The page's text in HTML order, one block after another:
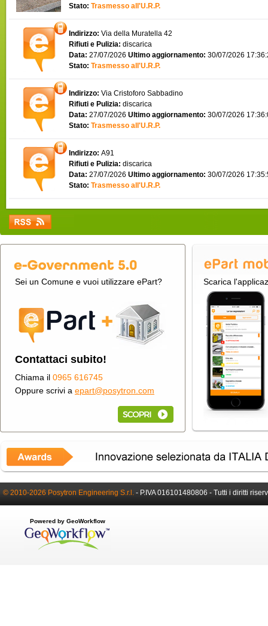
Stato: Trasmesso all'U.R.P.
Indirizzo: Via della Muratella 42
Rifiuti e Pulizia: discarica
Data: 27/07/2026 Ultimo aggiornamento: 30/07/2026
Stato: Trasmesso all'U.R.P.
Indirizzo: Via Cristoforo Sabbadino
Rifiuti e Pulizia: discarica
Data: 27/07/2026 Ultimo aggiornamento: 30/07/2026
Stato: Trasmesso all'U.R.P.
Indirizzo: A91
Rifiuti e Pulizia: discarica
Data: 27/07/2026 Ultimo aggiornamento: 30/07/2026
Stato: Trasmesso all'U.R.P.
Sei un Comune e vuoi utilizzare ePart?
Contattaci subito!
Chiama il 0965 616745
Oppure scrivi a epart@posytron.com
Scarica
© 2010-2026 Posytron Engineering S.r.l. - P.IVA 016101480806 - Tutti i diritti
Powered by GeoWorkflow